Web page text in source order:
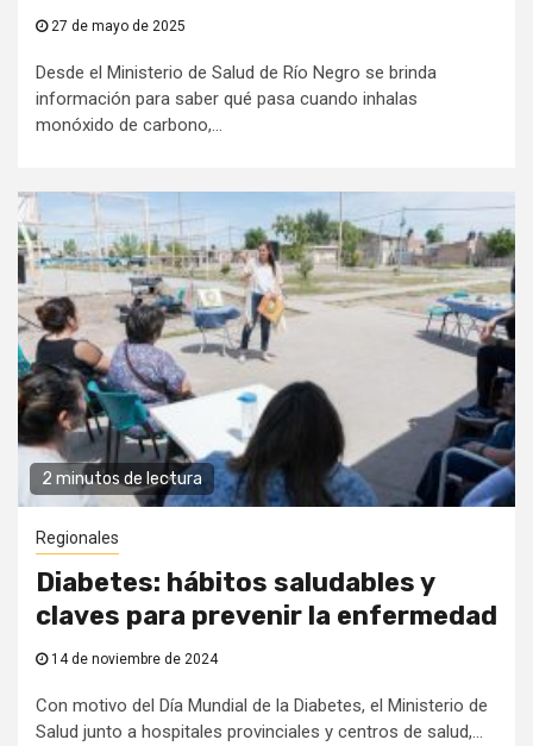
27 de mayo de 2025
Desde el Ministerio de Salud de Río Negro se brinda
información para saber qué pasa cuando inhalas
monóxido de carbono,...
2 minutos de lectura
Regionales
Diabetes: hábitos saludables y
claves para prevenir la enfermedad
14 de noviembre de 2024
Con motivo del Día Mundial de la Diabetes, el Ministerio de
Salud junto a hospitales provinciales y centros de salud,...